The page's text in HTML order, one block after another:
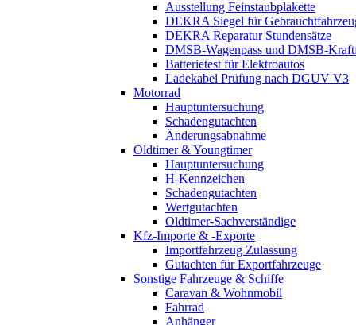
Ausstellung Feinstaubplakette
DEKRA Siegel für
DEKRA Reparatur Stundensätze
DMSB-Wagenpass und DMSB-
Batterietest für Elektroautos
Ladekabel Prüfung nach DGUV V3
Motorrad
Hauptuntersuchung
Schadengutachten
Änderungsabnahme
Oldtimer & Youngtimer
Hauptuntersuchung
H-Kennzeichen
Schadengutachten
Wertgutachten
Oldtimer-Sachverständige
Kfz-Importe & -Exporte
Importfahrzeug Zulassung
Gutachten für Exportfahrzeuge
Sonstige Fahrzeuge & Schiffe
Caravan & Wohnmobil
Fahrrad
Anhänger